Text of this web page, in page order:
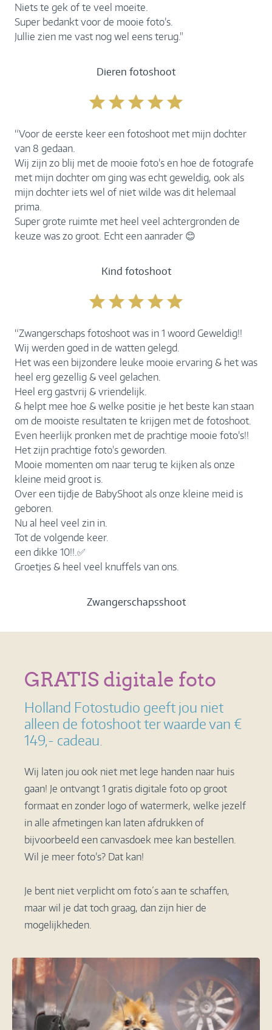
Niets te gek of te veel moeite.
Super bedankt voor de mooie foto’s.
Jullie zien me vast nog wel eens terug."
Dieren fotoshoot
“Voor de eerste keer een fotoshoot met mijn dochter
van 8 gedaan.
Wij zijn zo blij met de mooie foto’s en hoe de fotografe
met mijn dochter om ging was echt geweldig, ook als
mijn dochter iets wel of niet wilde was dit helemaal
prima.
Super grote ruimte met heel veel achtergronden de
keuze was zo groot. Echt een aanrader 😊
Kind fotoshoot
“Zwangerschaps fotoshoot was in 1 woord Geweldig!!
Wij werden goed in de watten gelegd.
Het was een bijzondere leuke mooie ervaring & het was
heel erg gezellig & veel gelachen.
Heel erg gastvrij & vriendelijk.
& helpt mee hoe & welke positie je het beste kan staan
om de mooiste resultaten te krijgen met de fotoshoot.
Even heerlijk pronken met de prachtige mooie foto’s!!
Het zijn prachtige foto's geworden.
Mooie momenten om naar terug te kijken als onze
kleine meid groot is.
Over een tijdje de BabyShoot als onze kleine meid is
geboren.
Nu al heel veel zin in.
Tot de volgende keer.
een dikke 10!!.✅
Groetjes & heel veel knuffels van ons.
Zwangerschapsshoot
GRATIS digitale foto
Holland Fotostudio geeft jou niet
alleen de fotoshoot ter waarde van €
149,- cadeau.
Wij laten jou ook niet met lege handen naar huis
gaan! Je ontvangt 1 gratis digitale foto op groot
formaat en zonder logo of watermerk, welke jezelf
in alle afmetingen kan laten afdrukken of
bijvoorbeeld een canvasdoek mee kan bestellen.
Wil je meer foto’s? Dat kan!
Je bent niet verplicht om foto´s aan te schaffen,
maar wil je dat toch graag, dan zijn hier de
mogelijkheden.